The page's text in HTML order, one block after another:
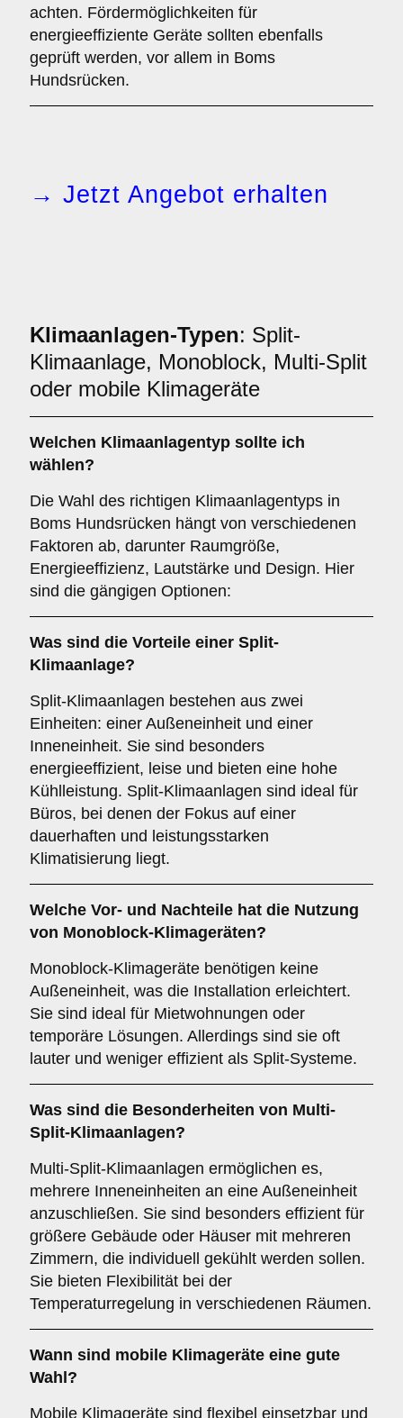
achten. Fördermöglichkeiten für
energieeffiziente Geräte sollten ebenfalls
geprüft werden, vor allem in Boms
Hundsrücken.
→ Jetzt Angebot erhalten
Klimaanlagen-Typen: Split-
Klimaanlage, Monoblock, Multi-Split
oder mobile Klimageräte
Welchen Klimaanlagentyp sollte ich
wählen?
Die Wahl des richtigen Klimaanlagentyps in
Boms Hundsrücken hängt von verschiedenen
Faktoren ab, darunter Raumgröße,
Energieeffizienz, Lautstärke und Design. Hier
sind die gängigen Optionen:
Was sind die Vorteile einer Split-
Klimaanlage?
Split-Klimaanlagen bestehen aus zwei
Einheiten: einer Außeneinheit und einer
Inneneinheit. Sie sind besonders
energieeffizient, leise und bieten eine hohe
Kühlleistung. Split-Klimaanlagen sind ideal für
Büros, bei denen der Fokus auf einer
dauerhaften und leistungsstarken
Klimatisierung liegt.
Welche Vor- und Nachteile hat die Nutzung
von Monoblock-Klimageräten?
Monoblock-Klimageräte benötigen keine
Außeneinheit, was die Installation erleichtert.
Sie sind ideal für Mietwohnungen oder
temporäre Lösungen. Allerdings sind sie oft
lauter und weniger effizient als Split-Systeme.
Was sind die Besonderheiten von Multi-
Split-Klimaanlagen?
Multi-Split-Klimaanlagen ermöglichen es,
mehrere Inneneinheiten an eine Außeneinheit
anzuschließen. Sie sind besonders effizient für
größere Gebäude oder Häuser mit mehreren
Zimmern, die individuell gekühlt werden sollen.
Sie bieten Flexibilität bei der
Temperaturregelung in verschiedenen Räumen.
Wann sind mobile Klimageräte eine gute
Wahl?
Mobile Klimageräte sind flexibel einsetzbar und